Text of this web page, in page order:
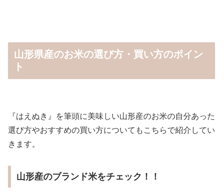
山形県産のお米の選び方・買い方のポイン
ト
『はえぬき』を筆頭に美味しい山形産のお米の自分あった
選び方やおすすめの買い方についてもこちらで紹介してい
きます。
山形産のブランド米をチェック！！